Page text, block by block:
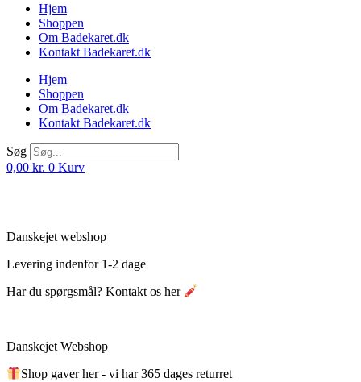
Hjem
Shoppen
Om Badekaret.dk
Kontakt Badekaret.dk
Hjem
Shoppen
Om Badekaret.dk
Kontakt Badekaret.dk
Søg
0,00 kr. 0 Kurv
Danskejet webshop
Levering indenfor 1-2 dage
Har du spørgsmål? Kontakt os her
Danskejet Webshop
Shop gaver her - vi har 365 dages returret